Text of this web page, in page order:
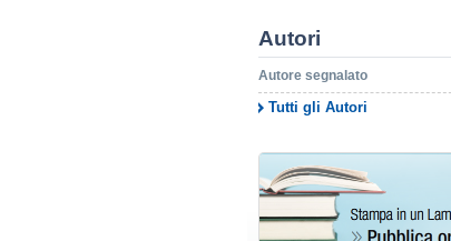
Autori
Autore segnalato
Tutti gli Autori